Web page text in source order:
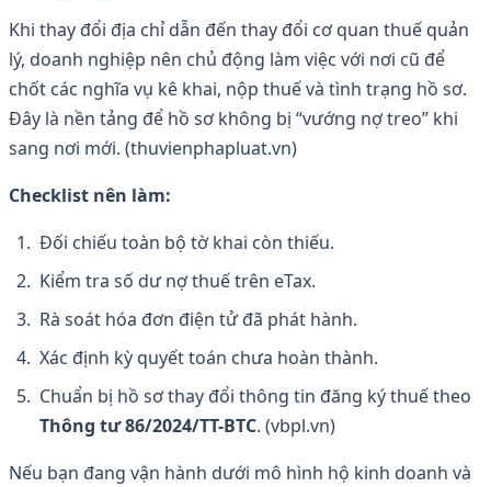
Khi thay đổi địa chỉ dẫn đến thay đổi cơ quan thuế quản
lý, doanh nghiệp nên chủ động làm việc với nơi cũ để
chốt các nghĩa vụ kê khai, nộp thuế và tình trạng hồ sơ.
Đây là nền tảng để hồ sơ không bị “vướng nợ treo” khi
sang nơi mới. (thuvienphapluat.vn)
Checklist nên làm:
Đối chiếu toàn bộ tờ khai còn thiếu.
Kiểm tra số dư nợ thuế trên eTax.
Rà soát hóa đơn điện tử đã phát hành.
Xác định kỳ quyết toán chưa hoàn thành.
Chuẩn bị hồ sơ thay đổi thông tin đăng ký thuế theo
Thông tư 86/2024/TT-BTC. (vbpl.vn)
Nếu bạn đang vận hành dưới mô hình hộ kinh doanh và